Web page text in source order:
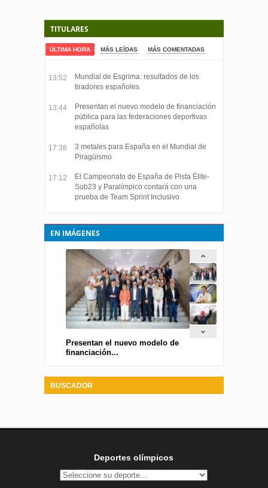
TITULARES
ÚLTIMA HORA MÁS LEÍDAS MÁS COMENTADAS
13:52
Mundial de Esgrima: resultados de los
tiradores españoles
13:44
Presentan el nuevo modelo de financiación
pública para las federaciones deportivas
españolas
17:38
3 metales para España en el Mundial de
Piragüismo
17:12
El Campeonato de España de Pista Élite-
Sub23 y Paralímpico contará con una
prueba de Team Sprint Inclusivo
EN IMÁGENES
Presentan el nuevo modelo de
financiación...
BUSCADOR
Deportes olímpicos